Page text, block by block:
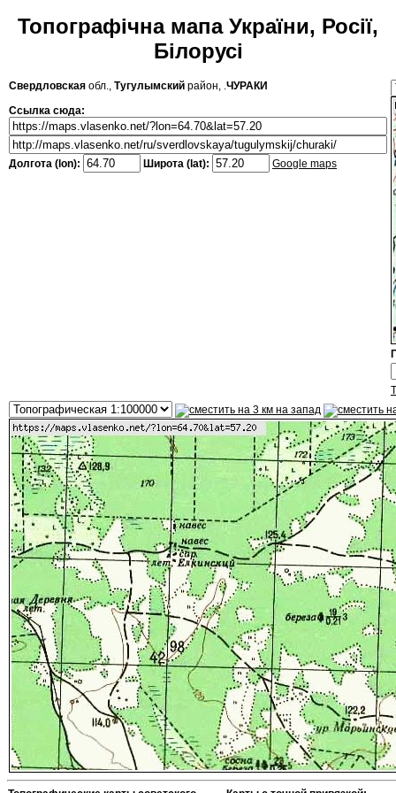
Топографічна мапа України, Росії,
Білорусі
Свердловская обл., Тугулымский район, .ЧУРАКИ
Ссылка сюда:
Долгота (lon): Широта (lat): Google maps